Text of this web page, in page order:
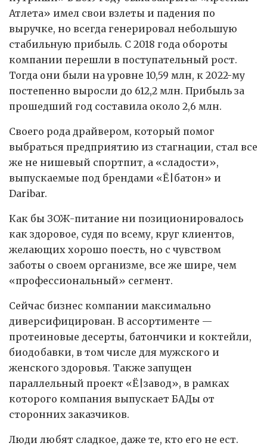
Атлета» имел свои взлеты и падения по
выручке, но всегда генерировал небольшую
стабильную прибыль. С 2018 года обороты
компании перешли в поступательный рост.
Тогда они были на уровне 10,59 млн, к 2022-му
постепенно выросли до 612,2 млн. Прибыль за
прошедший год составила около 2,6 млн.
Своего рода драйвером, который помог
выбраться предприятию из стагнации, стал все
же не нишевый спортпит, а «сладости»,
выпускаемые под брендами «Ё|батон» и
Daribar.
Как бы ЗОЖ-питание ни позиционировалось
как здоровое, судя по всему, круг клиентов,
желающих хорошо поесть, но с чувством
заботы о своем организме, все же шире, чем
«профессиональный» сегмент.
Сейчас бизнес компании максимально
диверсифицирован. В ассортименте —
протеиновые десерты, батончики и коктейли,
биодобавки, в том числе для мужского и
женского здоровья. Также запущен
параллельный проект «Ё|завод», в рамках
которого компания выпускает БАДы от
сторонних заказчиков.
Люди любят сладкое, даже те, кто его не ест.